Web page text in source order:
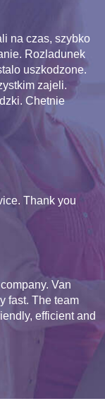
na czas, szybko
Rozladunek
uszkodzone.
zajeli.
Chetnie
Thank you
Van
fast. The team
efficient and